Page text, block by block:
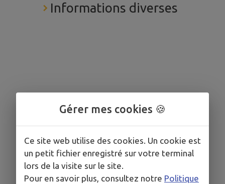
Informations diverses
Gérer mes cookies 🍪
Ce site web utilise des cookies. Un cookie est
un petit fichier enregistré sur votre terminal
lors de la visite sur le site.
Pour en savoir plus, consultez notre Politique